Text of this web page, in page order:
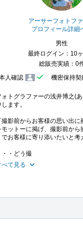
アーサーフォトフ
プロフィール詳細
男性
最終ログイン：10
総販売実績：0
人確認
機密保持
ォトグラファーの浅井博之(
ます。
撮影前からお客様の思い出に
モットーに掲げ、撮影前から
でお客様に寄り添いたいと考
・・どう撮
べて見る